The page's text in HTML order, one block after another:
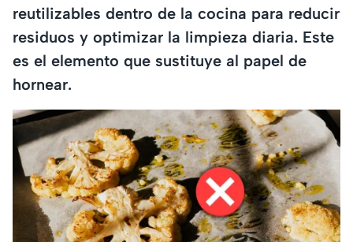
reutilizables dentro de la cocina para reducir
residuos y optimizar la limpieza diaria. Este
es el elemento que sustituye al papel de
hornear.